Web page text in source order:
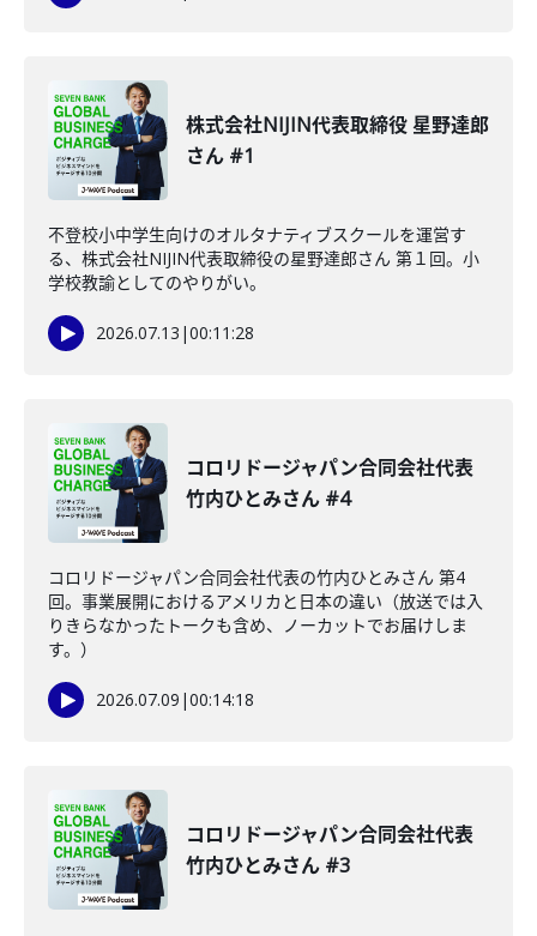
株式会社NIJIN代表取締役 星野達郎
さん #1
不登校小中学生向けのオルタナティブスクールを運営す
る、株式会社NIJIN代表取締役の星野達郎さん 第１回。小
学校教諭としてのやりがい。
2026.07.13 |00:11:28
コロリドージャパン合同会社代表
竹内ひとみさん #4
コロリドージャパン合同会社代表の竹内ひとみさん 第4
回。事業展開におけるアメリカと日本の違い（放送では入
りきらなかったトークも含め、ノーカットでお届けしま
す。）
2026.07.09 |00:14:18
コロリドージャパン合同会社代表
竹内ひとみさん #3